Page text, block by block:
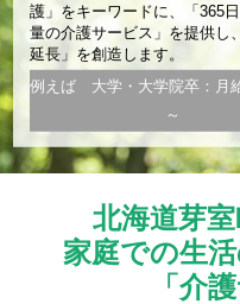
護」をキーワードに、「365
量の介護サービス」を提供し
延長」を創造します。
例えば 大学・大学院卒：月
～
北海道芽
家庭での生
「介